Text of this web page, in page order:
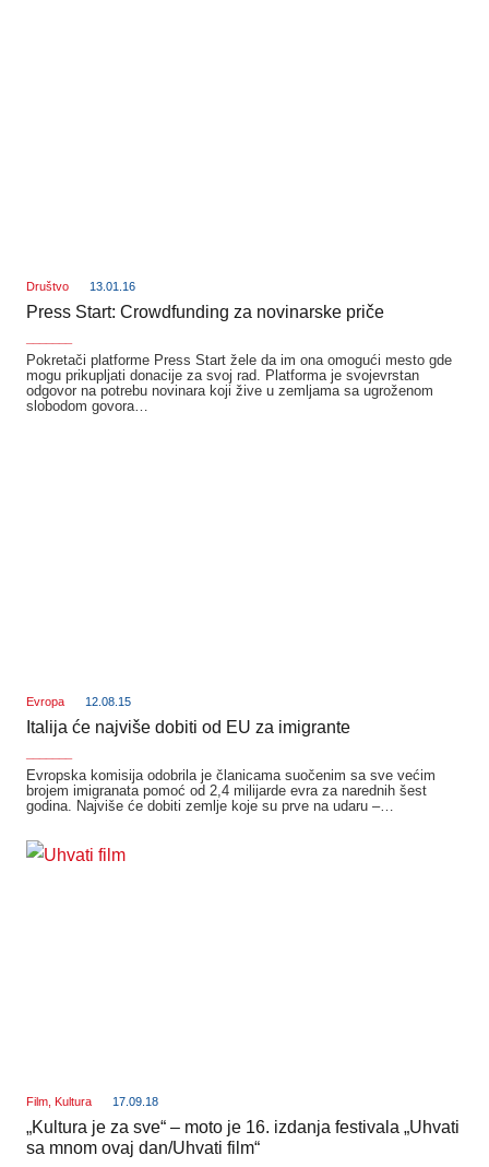
Društvo 13.01.16
Press Start: Crowdfunding za novinarske priče
Pokretači platforme Press Start žele da im ona omogući mesto gde
mogu prikupljati donacije za svoj rad. Platforma je svojevrstan
odgovor na potrebu novinara koji žive u zemljama sa ugroženom
slobodom govora…
Evropa 12.08.15
Italija će najviše dobiti od EU za imigrante
Evropska komisija odobrila je članicama suočenim sa sve većim
brojem imigranata pomoć od 2,4 milijarde evra za narednih šest
godina. Najviše će dobiti zemlje koje su prve na udaru –…
Film Kultura 17.09.18
„Kultura je za sve“ – moto je 16. izdanja festivala „Uhvati
sa mnom ovaj dan/Uhvati film“